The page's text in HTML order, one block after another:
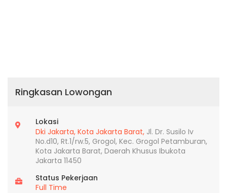
Ringkasan Lowongan
Lokasi
Dki Jakarta, Kota Jakarta Barat, Jl. Dr. Susilo Iv
No.d10, Rt.1/rw.5, Grogol, Kec. Grogol Petamburan,
Kota Jakarta Barat, Daerah Khusus Ibukota
Jakarta 11450
Status Pekerjaan
Full Time